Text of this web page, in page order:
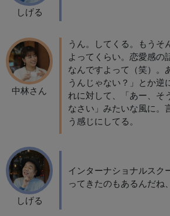
しげる
中林さん
うん。してくる。もうそ
よってくらい。恋愛感の
なんですよって（笑）。
うんじゃない？」とか逆
れに対して、「あー、そ
なさい」みたいな風に。
う感じにしてる。
しげる
インターナショナルスク
ってきたのもあるんだね